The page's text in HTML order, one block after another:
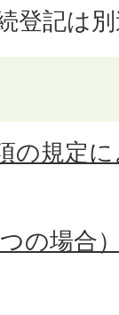
登記は
の規定
の場合